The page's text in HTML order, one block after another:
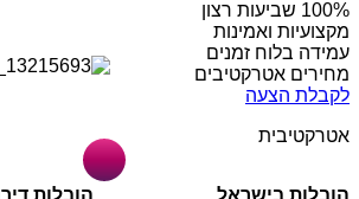
מקצועיות ואמינות
עמידה בלוח זמנים
מחירים אטרקטיבים
לקבלת הצעה
אטרקטיבית
הובלות בישראל
הובלות